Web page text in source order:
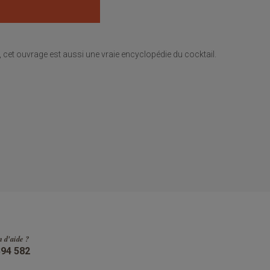
ouvrage est aussi une vraie encyclopédie du cocktail.
d'aide ?
582